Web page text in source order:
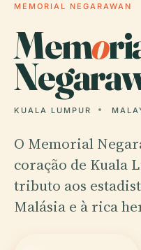
MEMORIAL NEGARAWAN
Memo
KUALA LUMPUR
O Memorial
coração de Kuala
tributo aos
Malásia e à rica